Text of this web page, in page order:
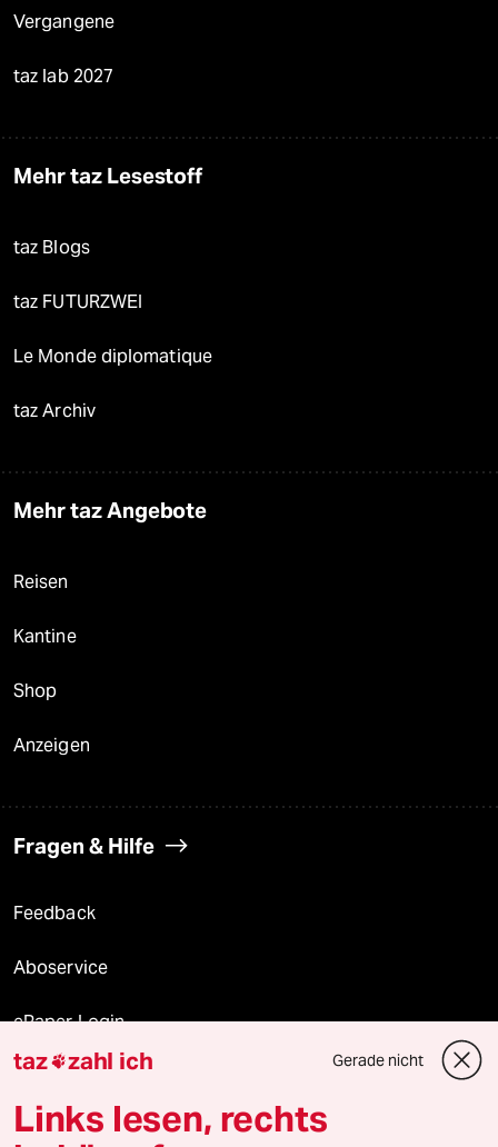
Vergangene
taz lab 2027
Mehr taz Lesestoff
taz Blogs
taz FUTURZWEI
Le Monde diplomatique
taz Archiv
Mehr taz Angebote
Reisen
Kantine
Shop
Anzeigen
Fragen & Hilfe
Feedback
Aboservice
ePaper Login
Downloads für Abonnierende
taz zahl ich Gerade nicht
Links lesen, rechts